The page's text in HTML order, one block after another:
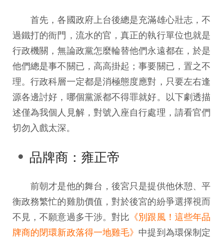
首先，各國政府上台後總是充滿雄心壯志，不
過鐵打的衙門，流水的官，真正的執行單位也就是
行政機關，無論政黨怎麼輪替他們永遠都在，於是
他們總是事不關已，高高掛起；事要關已，置之不
理。行政科層一定都是消極態度應對，只要左右逢
源各邊討好，哪個黨派都不得罪就好。以下劇透描
述僅為我個人見解，對號入座自行處理，請看官們
切勿入戲太深。
品牌商：雍正帝
前朝才是他的舞台，後宮只是提供他休憩、平
衡政務繁忙的雞肋價值，對於後宮的紛爭選擇視而
不見，不願意過多干涉。對比 《別跟風！這些年品
牌商的閉環新政落得一地雞毛》 中提到為環保制定